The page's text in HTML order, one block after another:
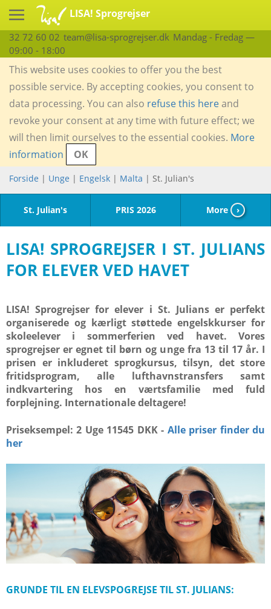
LISA! Sprogrejser
32 72 60 02 team@lisa-sprogrejser.dk Mandag - Fredag —
09:00 - 18:00
This website uses cookies to offer you the best
possible service. By accepting cookies, you consent to
data processing. You can also refuse this hereand
revoke your consent at any time with future effect; we
will then limit ourselves to the essential cookies. More
information
OK
Forside | Unge | Engelsk | Malta | St. Julian's
St. Julian's PRIS 2026 More ›
LISA! SPROGREJSER I ST. JULIANS
FOR ELEVER VED HAVET
LISA! Sprogrejser for elever i St. Julians er perfekt
organiserede og kærligt støttede engelskkurser for
skoleelever i sommerferien ved havet. Vores
sprogrejser er egnet til børn og unge fra 13 til 17 år. I
prisen er inkluderet sprogkursus, tilsyn, det store
fritidsprogram, alle lufthavnstransfers samt
indkvartering hos en værtsfamilie med fuld
forplejning. Internationale deltagere!
Priseksempel: 2 Uge 11545 DKK - Alle priser finder du
her
GRUNDE TIL EN ELEVSPOGREJSE TIL ST. JULIANS: